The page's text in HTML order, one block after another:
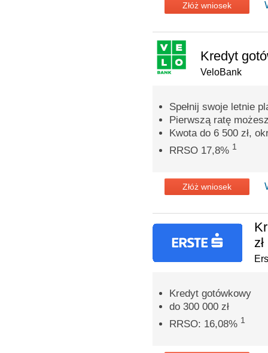
Złóż wniosek
Kredyt
VeloBank
Spełnij swoje letnie
Pierwszą ratę
Kwota do 6 500 zł,
RRSO 17,8% 1
Złóż wniosek
zł
Kredyt gotówkowy
do 300 000 zł
RRSO: 16,08% 1